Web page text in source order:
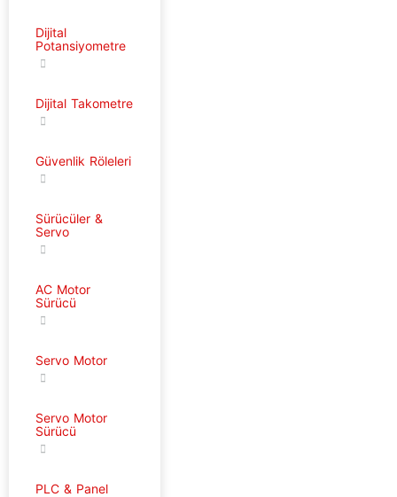
Dijital
Potansiyometre
Dijital Takometre
Güvenlik Röleleri
Sürücüler &
Servo
AC Motor
Sürücü
Servo Motor
Servo Motor
Sürücü
PLC & Panel